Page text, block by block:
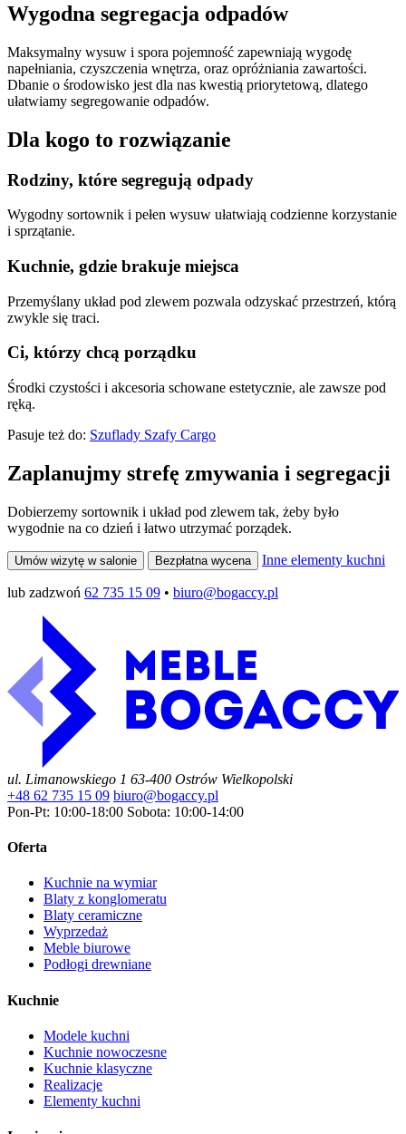
Wygodna segregacja odpadów
Maksymalny wysuw i spora pojemność zapewniają wygodę
napełniania, czyszczenia wnętrza, oraz opróżniania zawartości.
Dbanie o środowisko jest dla nas kwestią priorytetową, dlatego
ułatwiamy segregowanie odpadów.
Dla kogo to rozwiązanie
Rodziny, które segregują odpady
Wygodny sortownik i pełen wysuw ułatwiają codzienne korzystanie
i sprzątanie.
Kuchnie, gdzie brakuje miejsca
Przemyślany układ pod zlewem pozwala odzyskać przestrzeń, którą
zwykle się traci.
Ci, którzy chcą porządku
Środki czystości i akcesoria schowane estetycznie, ale zawsze pod
ręką.
Pasuje też do: Szuflady Szafy Cargo
Zaplanujmy strefę zmywania i segregacji
Dobierzemy sortownik i układ pod zlewem tak, żeby było
wygodnie na co dzień i łatwo utrzymać porządek.
Umów wizytę w salonie Bezpłatna wycena Inne elementy kuchni
lub zadzwoń 62 735 15 09 • biuro@bogaccy.pl
ul. Limanowskiego 1 63-400 Ostrów Wielkopolski
+48 62 735 15 09 biuro@bogaccy.pl
Pon-Pt: 10:00-18:00 Sobota: 10:00-14:00
Oferta
Kuchnie na wymiar
Blaty z konglomeratu
Blaty ceramiczne
Wyprzedaż
Meble biurowe
Podłogi drewniane
Kuchnie
Modele kuchni
Kuchnie nowoczesne
Kuchnie klasyczne
Realizacje
Elementy kuchni